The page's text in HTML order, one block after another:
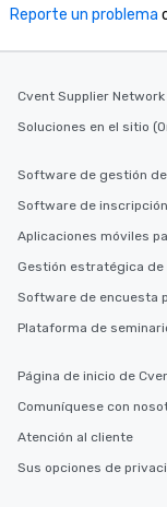
Reporte un problema
Cvent Supplier Network
Soluciones en el sitio
Software de gestión
Software de
Aplicaciones móviles
Gestión estratégica de
Software de encuesta
Plataforma de
Página de inicio de
Comuníquese con
Atención al cliente
Sus opciones de